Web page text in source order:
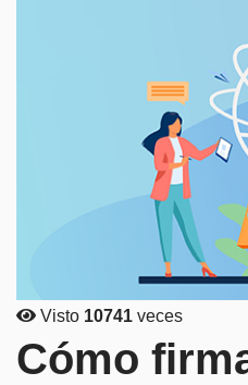
Visto 10741 veces
Cómo